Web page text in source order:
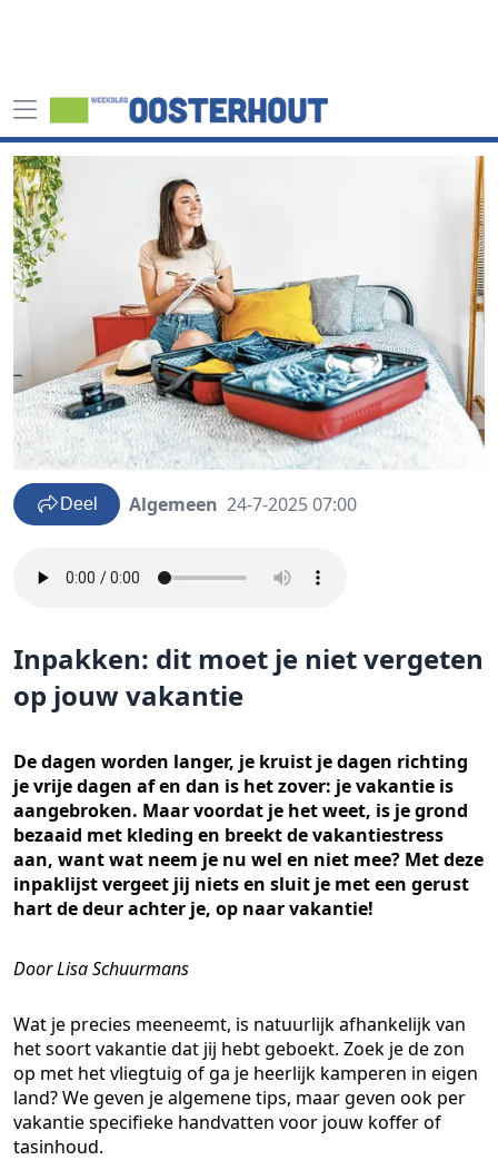
Deel Algemeen 24-7-2025 07:00
Inpakken: dit moet je niet vergeten
op jouw vakantie
De dagen worden langer, je kruist je dagen richting
je vrije dagen af en dan is het zover: je vakantie is
aangebroken. Maar voordat je het weet, is je grond
bezaaid met kleding en breekt de vakantiestress
aan, want wat neem je nu wel en niet mee? Met deze
inpaklijst vergeet jij niets en sluit je met een gerust
hart de deur achter je, op naar vakantie!
Door Lisa Schuurmans
Wat je precies meeneemt, is natuurlijk afhankelijk van
het soort vakantie dat jij hebt geboekt. Zoek je de zon
op met het vliegtuig of ga je heerlijk kamperen in eigen
land? We geven je algemene tips, maar geven ook per
vakantie specifieke handvatten voor jouw koffer of
tasinhoud.